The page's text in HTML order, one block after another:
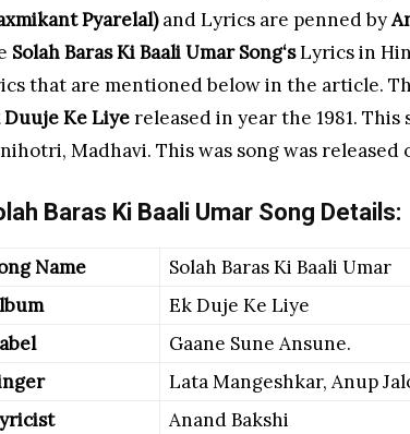
Pyarelal)and Lyrics are penned by
Solah Baras Ki Baali Umar Song‘sLyrics in
that are mentioned below in the article.
Duuje Ke Liyereleased in year the 1981. This
Madhavi. This was song was released
Baras Ki Baali Umar Song Details:
Name
Solah Baras Ki Baali Umar
Ek Duje Ke Liye
Gaane Sune Ansune.
Lata Mangeshkar, Anup
Anand Bakshi